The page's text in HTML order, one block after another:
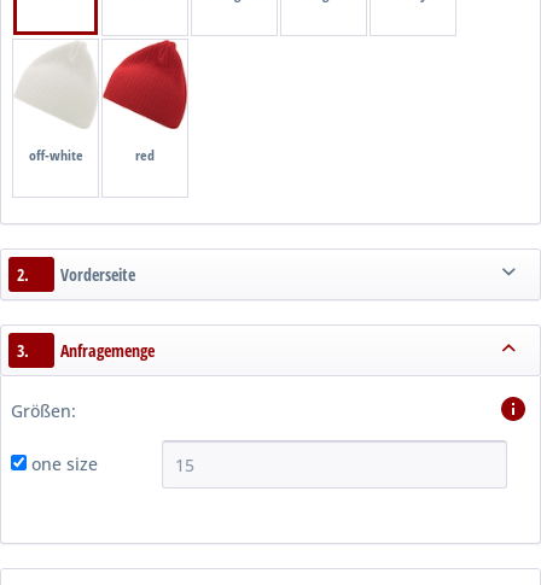
off-white red
2. Vorderseite
3. Anfragemenge
Größen:
one size